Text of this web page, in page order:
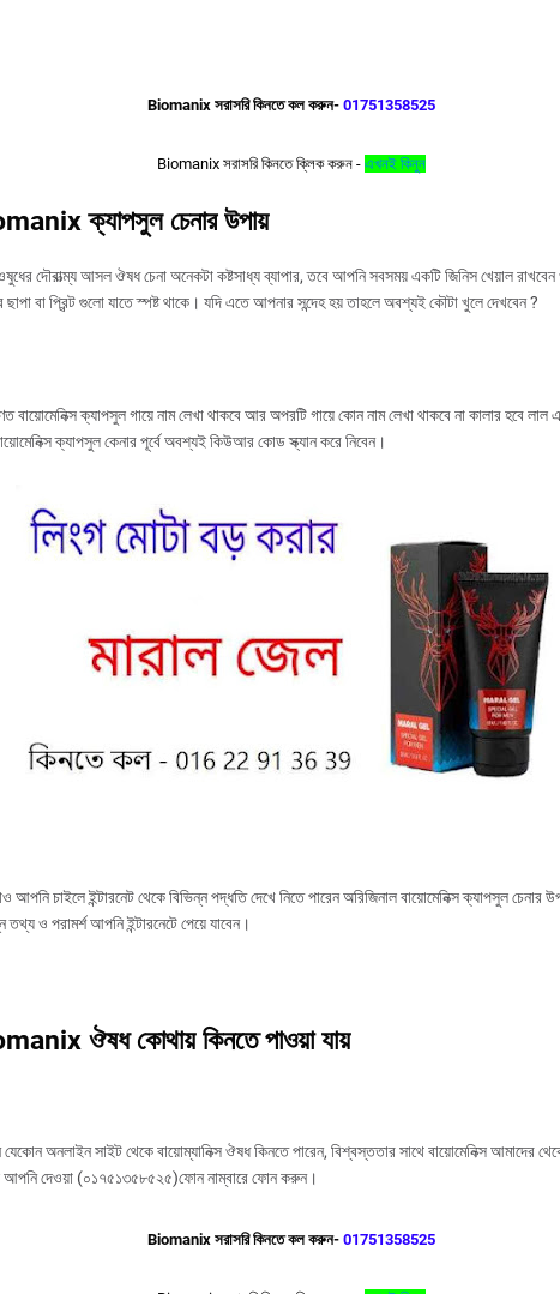
Biomanix সরাসরি কিনতে কল করুন- 01751358525
Biomanix সরাসরি কিনতে ক্লিক করুন - এখনই কিনুন
ক্যাপসুল চেনার উপায়
দৌরাত্ম্য আসল ঔষধ চেনা অনেকটা কষ্টসাধ্য ব্যাপার, তবে আপনি সবসময় একটি জিনিস খেয়াল
ছাপা বা প্রিন্ট গুলো যাতে স্পষ্ট থাকে। যদি এতে আপনার সন্দেহ হয় তাহলে অবশ্যই কৌটা খুলে দেখবেন ?
বায়োমেনিক্স ক্যাপসুল গায়ে নাম লেখা থাকবে আর অপরটি গায়ে কোন নাম লেখা থাকবে না কালার হবে লাল
ক্যাপসুল কেনার পূর্বে অবশ্যই কিউআর কোড স্ক্যান করে নিবেন।
আপনি চাইলে ইন্টারনেট থেকে বিভিন্ন পদ্ধতি দেখে নিতে পারেন অরিজিনাল বায়োমেনিক্স ক্যাপসুল চেনার
তথ্য ও পরামর্শ আপনি ইন্টারনেটে পেয়ে যাবেন।
ঔষধ কোথায় কিনতে পাওয়া যায়
অনলাইন সাইট থেকে বায়োম্যানিক্স ঔষধ কিনতে পারেন, বিশ্বস্ততার সাথে বায়োমেনিক্স আমাদের
আপনি দেওয়া (০১৭৫১৩৫৮৫২৫)ফোন নাম্বারে ফোন করুন।
Biomanix সরাসরি কিনতে কল করুন- 01751358525